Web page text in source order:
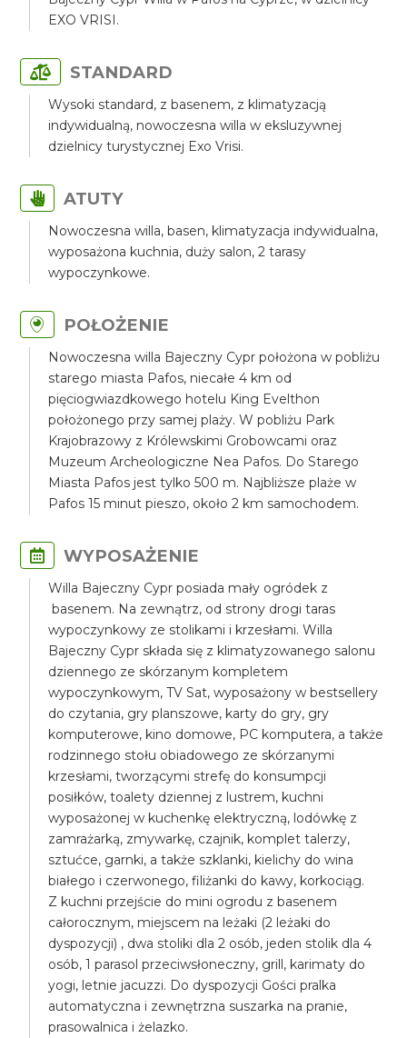
EXO VRISI.
STANDARD
Wysoki standard, z basenem, z klimatyzacją
indywidualną, nowoczesna willa w eksluzywnej
dzielnicy turystycznej Exo Vrisi.
ATUTY
Nowoczesna willa, basen, klimatyzacja indywidualna,
wyposażona kuchnia, duży salon, 2 tarasy
wypoczynkowe.
POŁOŻENIE
Nowoczesna willa Bajeczny Cypr położona w pobliżu
starego miasta Pafos, niecałe 4 km od
pięciogwiazdkowego hotelu King Evelthon
położonego przy samej plaży. W pobliżu Park
Krajobrazowy z Królewskimi Grobowcami oraz
Muzeum Archeologiczne Nea Pafos. Do Starego
Miasta Pafos jest tylko 500 m. Najbliższe plaże w
Pafos 15 minut pieszo, około 2 km samochodem.
WYPOSAŻENIE
Willa Bajeczny Cypr posiada mały ogródek z
basenem. Na zewnątrz, od strony drogi taras
wypoczynkowy ze stolikami i krzesłami. Willa
Bajeczny Cypr składa się z klimatyzowanego salonu
dziennego ze skórzanym kompletem
wypoczynkowym, TV Sat, wyposażony w bestsellery
do czytania, gry planszowe, karty do gry, gry
komputerowe, kino domowe, PC komputera, a także
rodzinnego stołu obiadowego ze skórzanymi
krzesłami, tworzącymi strefę do konsumpcji
posiłków, toalety dziennej z lustrem, kuchni
wyposażonej w kuchenkę elektryczną, lodówkę z
zamrażarką, zmywarkę, czajnik, komplet talerzy,
sztućce, garnki, a także szklanki, kielichy do wina
białego i czerwonego, filiżanki do kawy, korkociąg.
Z kuchni przejście do mini ogrodu z basenem
całorocznym, miejscem na leżaki (2 leżaki do
dyspozycji) , dwa stoliki dla 2 osób, jeden stolik dla 4
osób, 1 parasol przeciwsłoneczny, grill, karimaty do
yogi, letnie jacuzzi. Do dyspozycji Gości pralka
automatyczna i zewnętrzna suszarka na pranie,
prasowalnica i żelazko.